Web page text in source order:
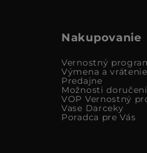
Nakupovanie
Vernostný
Výmena a
Predajne
Možnosti
VOP Vernostný
Vase Darceky
Poradca pre Vás